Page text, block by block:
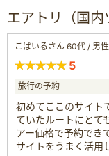
エアトリ（国内
こぱいるさん 60代 / 男性
5
旅行の予約
初めてここのサイト
ていたルートにとて
アー価格で予約でき
サイトをうまく活用